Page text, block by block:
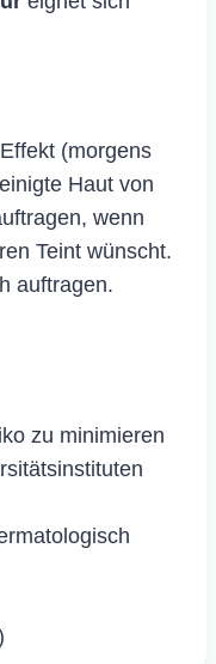
(morgens
Haut von
wenn
Teint wünscht.
auftragen.
zu minimieren